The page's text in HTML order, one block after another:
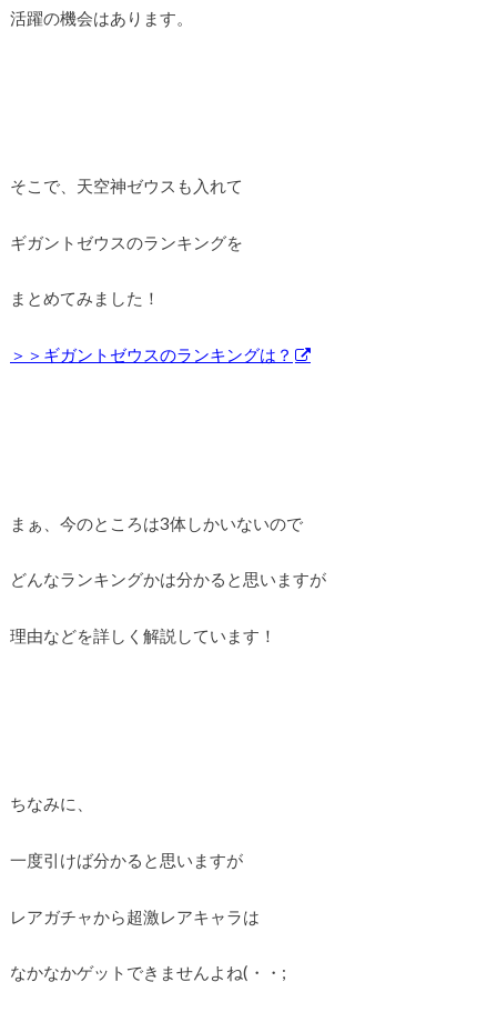
活躍の機会はあります。
そこで、天空神ゼウスも入れて
ギガントゼウスのランキングを
まとめてみました！
＞＞ギガントゼウスのランキングは？
まぁ、今のところは3体しかいないので
どんなランキングかは分かると思いますが
理由などを詳しく解説しています！
ちなみに、
一度引けば分かると思いますが
レアガチャから超激レアキャラは
なかなかゲットできませんよね(・・;